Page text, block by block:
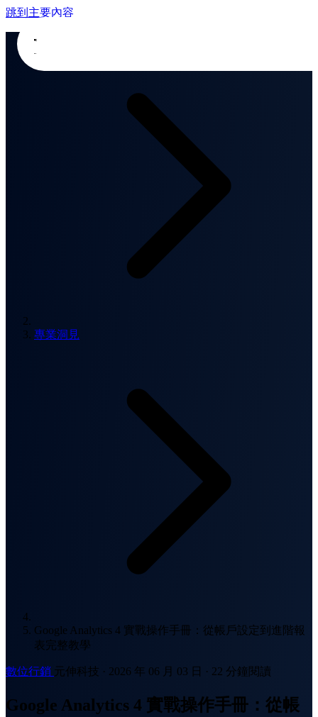
跳到主要內容
首頁
專業洞見
Google Analytics 4 實戰操作手冊：從帳戶設定到進階報
表完整教學
數位行銷 元伸科技 · 2026 年 06 月 03 日 · 22 分鐘閱讀
Google Analytics 4 實戰操作手冊：從帳